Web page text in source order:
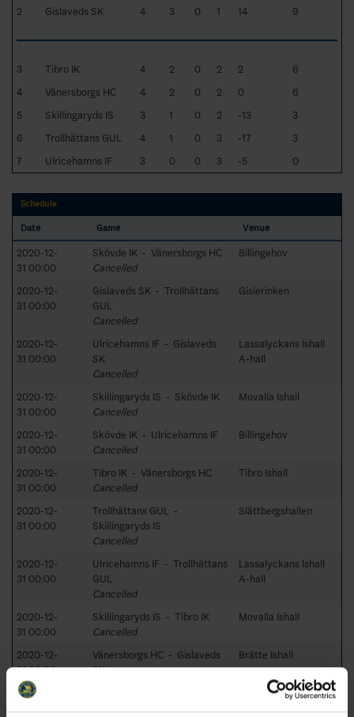
2
Gislaveds SK 4 3 0 1 14 9
3 Tibro IK 4 2 0 2 2
6
4
Vänersborgs HC 4 2 0 2 0
6
5
Skillingaryds IS 3 1 0 2 -13
3
6
Trollhättans GUL 4 1 0 3 -17
3
7
Ulricehamns IF 3 0 0 3 -5 0
Schedule
Date Game Venue
2020-12-
31 00:00
Skövde IK - Vänersborgs HC
Cancelled
Billingehov
2020-12-
31 00:00
Gislaveds SK - Trollhättans
GUL
Cancelled
Gislerinken
2020-12-
31 00:00
Ulricehamns IF - Gislaveds
SK
Cancelled
Lassalyckans Ishall
A-hall
2020-12-
31 00:00
Skillingaryds IS - Skövde IK
Cancelled
Movalla Ishall
2020-12-
31 00:00
Skövde IK - Ulricehamns IF
Cancelled
Billingehov
2020-12-
31 00:00
Tibro IK - Vänersborgs HC
Cancelled
Tibro Ishall
2020-12-
31 00:00
Trollhättans GUL -
Skillingaryds IS
Cancelled
Slättbergshallen
2020-12-
31 00:00
Ulricehamns IF - Trollhättans
GUL
Cancelled
Lassalyckans Ishall
A-hall
2020-12-
31 00:00
Skillingaryds IS - Tibro IK
Cancelled
Movalla Ishall
2020-12-
31 00:00
Vänersborgs HC - Gislaveds
SK
Brätte Ishall